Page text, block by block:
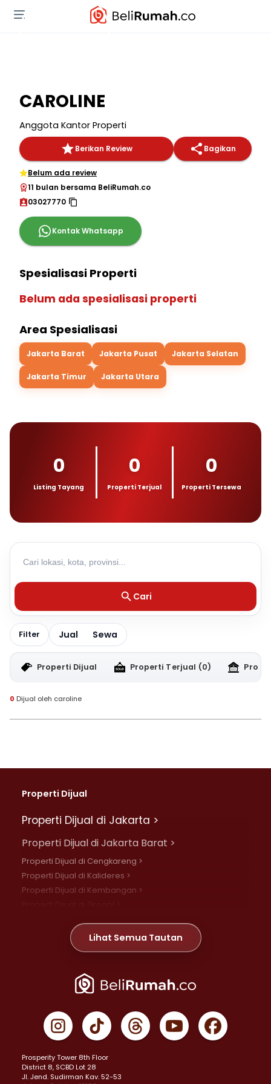
CAROLINE
Anggota Kantor Properti
Berikan Review Bagikan
Belum ada review
11 bulan bersama BeliRumah.co
03027770
Kontak Whatsapp
Spesialisasi Properti
Belum ada spesialisasi properti
Area Spesialisasi
Jakarta Barat Jakarta Pusat Jakarta Selatan
Jakarta Timur Jakarta Utara
0
Listing Tayang
0
Properti Terjual
0
Properti Tersewa
Cari
Filter Jual Sewa
Properti Dijual Properti Terjual (0)
0 Dijual oleh caroline
Properti Dijual
Properti Dijual di Jakarta >
Properti Dijual di Jakarta Barat >
Properti Dijual di Cengkareng >
Properti Dijual di Kalideres >
Properti Dijual di Kembangan >
Properti Dijual di Meruya >
Properti Dijual di Jelambar >
Properti Dijual di Jakarta Pusat >
Properti Dijual di Gambir >
Properti Dijual di Johar Baru >
Properti Dijual di Menteng >
Properti Dijual di Senen >
Lihat Semua Tautan
Prosperity Tower 8th Floor
District 8, SCBD Lot 28
JI. Jend. Sudirman Kav. 52-53